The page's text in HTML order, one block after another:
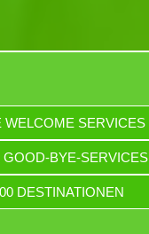
WELCOME SERVICES
GOOD-BYE-SERVICES
DESTINATIONEN